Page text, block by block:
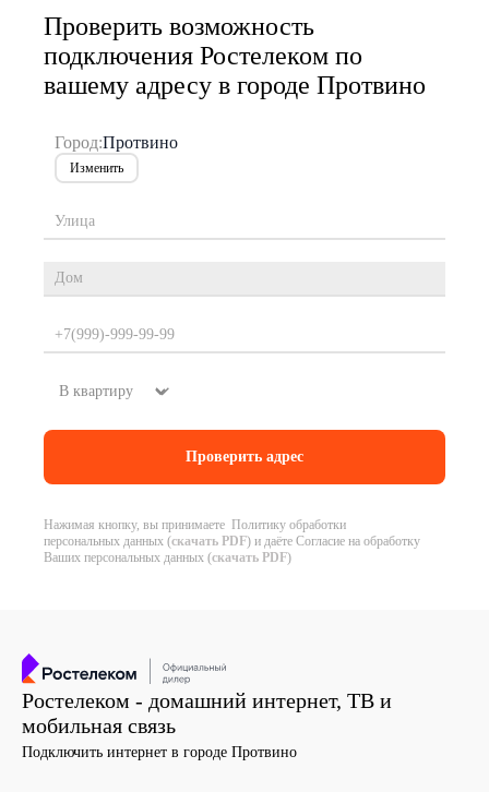
Проверить возможность
подключения Ростелеком по
вашему адресу в городе Протвино
Город:Протвино
Изменить
Нажимая кнопку, вы принимаете Политику обработки
персональных данных (скачать PDF) и даёте Согласие на обработку
Ваших персональных данных (скачать PDF)
Ростелеком - домашний интернет, ТВ и
мобильная связь
Подключить интернет в городе Протвино